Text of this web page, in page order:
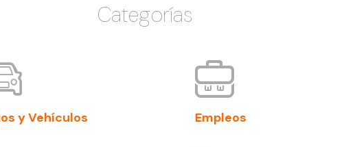
Categorías
y Vehículos Empleos